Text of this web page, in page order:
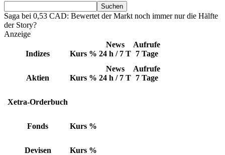
Saga bei 0,53 CAD: Bewertet der Markt noch immer nur die Hälfte
der Story?
Anzeige
Indizes Kurs %
News
24 h / 7 T
Aufrufe
7 Tage
Aktien Kurs %
News
24 h / 7 T
Aufrufe
7 Tage
Xetra-Orderbuch
Fonds Kurs %
Devisen Kurs %